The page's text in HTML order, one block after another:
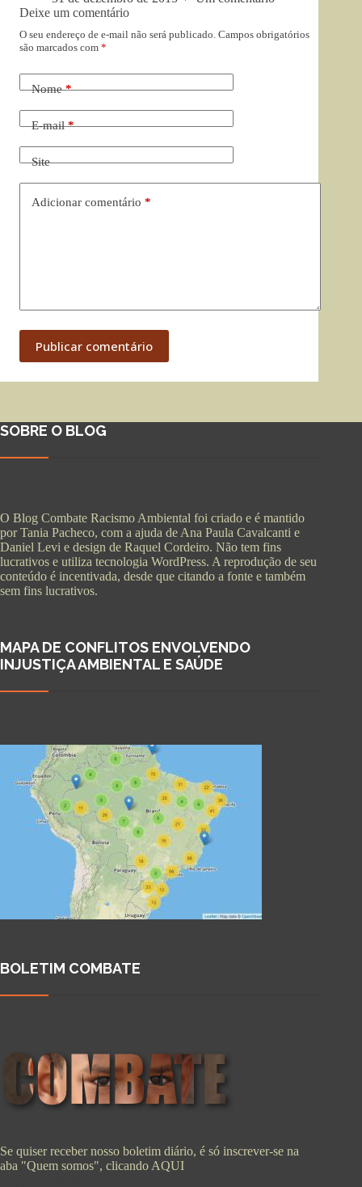
Deixe um comentário
O seu endereço de e-mail não será publicado. Campos obrigatórios
são marcados com *
Nome*
E-mail*
Site
Adicionar comentário *
Publicar comentário
SOBRE O BLOG
O Blog Combate Racismo Ambiental foi criado e é mantido
por Tania Pacheco, com a ajuda de Ana Paula Cavalcanti e
Daniel Levi e design de Raquel Cordeiro. Não tem fins
lucrativos e utiliza tecnologia WordPress. A reprodução de seu
conteúdo é incentivada, desde que citando a fonte e também
sem fins lucrativos.
MAPA DE CONFLITOS ENVOLVENDO
INJUSTIÇA AMBIENTAL E SAÚDE
BOLETIM COMBATE
Se quiser receber nosso boletim diário, é só inscrever-se na
aba "Quem somos", clicando AQUI